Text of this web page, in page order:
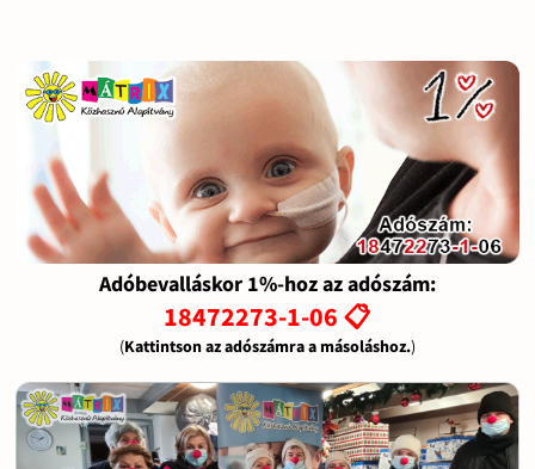
Adóbevalláskor 1%-hoz az adószám:
18472273-1-06 📋
(Kattintson az adószámra a másoláshoz.)